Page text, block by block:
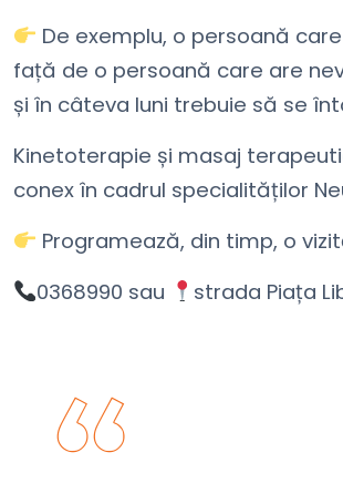
De exemplu, o persoană
față de o persoană care are
și în câteva luni trebuie să se
Kinetoterapie și masaj
conex în cadrul specialităților
Programează, din timp, o
0368990 sau
strada Piața